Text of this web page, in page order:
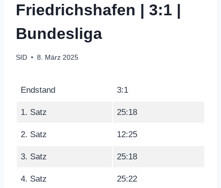
Friedrichshafen | 3:1 |
Bundesliga
SID 8. März 2025
Endstand 3:1
1. Satz 25:18
2. Satz 12:25
3. Satz 25:18
4. Satz 25:22